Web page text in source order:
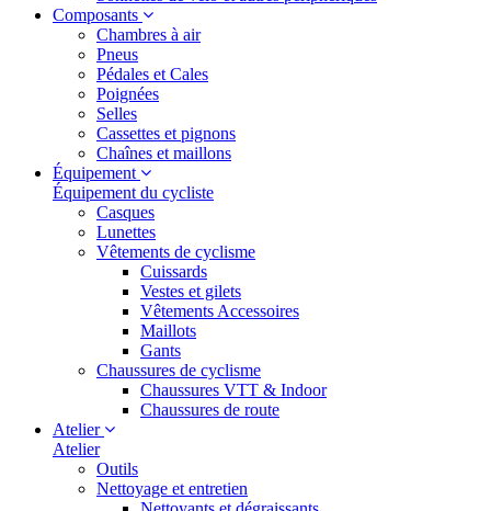
Composants
Chambres à air
Pneus
Pédales et Cales
Poignées
Selles
Cassettes et pignons
Chaînes et maillons
Équipement
Équipement du cycliste
Casques
Lunettes
Vêtements de cyclisme
Cuissards
Vestes et gilets
Vêtements Accessoires
Maillots
Gants
Chaussures de cyclisme
Chaussures VTT & Indoor
Chaussures de route
Atelier
Atelier
Outils
Nettoyage et entretien